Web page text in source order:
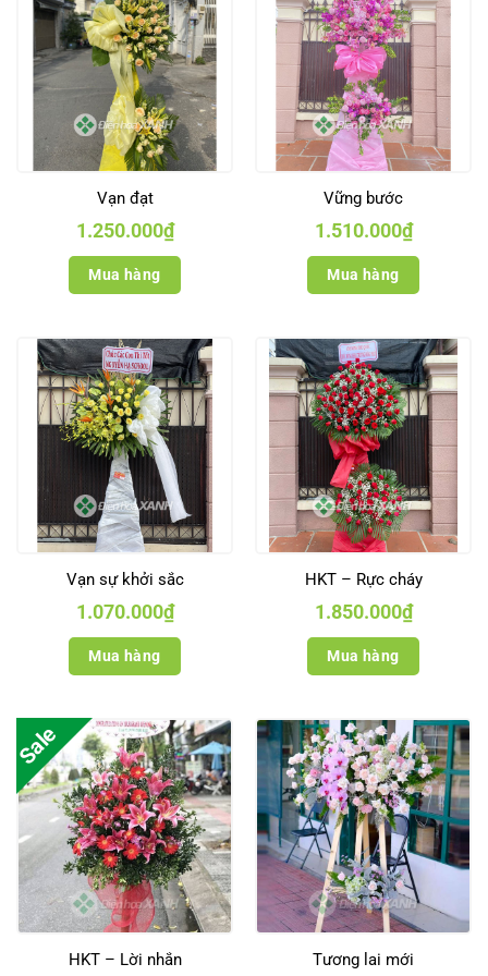
Vạn đạt
1.250.000₫
Mua hàng
Vững bước
1.510.000₫
Mua hàng
Vạn sự khởi sắc
1.070.000₫
Mua hàng
HKT – Rực cháy
1.850.000₫
Mua hàng
Sale
HKT – Lời nhắn Tương lai mới